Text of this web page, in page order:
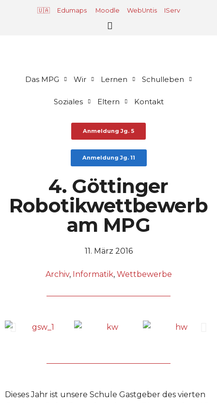
🇺🇦 Edumaps Moodle WebUntis IServ
Das MPG Wir Lernen Schulleben
Soziales Eltern Kontakt
Anmeldung Jg. 5
Anmeldung Jg. 11
4. Göttinger
Robotikwettbewerb
am MPG
11. März 2016
Archiv, Informatik, Wettbewerbe
Dieses Jahr ist unsere Schule Gastgeber des vierten